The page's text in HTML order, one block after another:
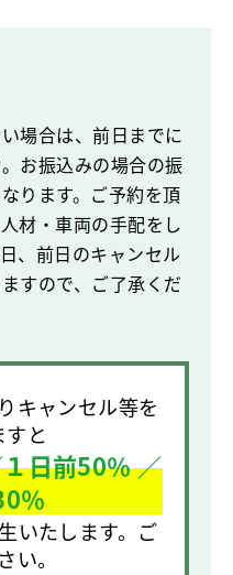
場合は、前日までに
お振込みの場合の振
ります。ご予約を頂
材・車両の手配をし
、前日のキャンセル
すので、ご了承くだ
キャンセル等を
と
日前50％ ／
％
いたします。ご
い。